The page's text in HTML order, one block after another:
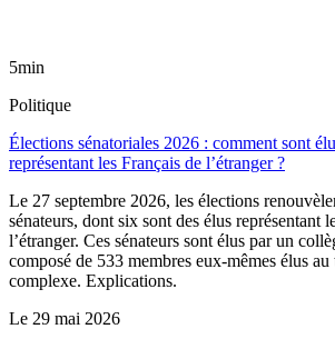
5min
Politique
Élections sénatoriales 2026 : comment sont
représentant les Français de l’étranger ?
Le 27 septembre 2026, les élections
sénateurs, dont six sont des élus représentant
l’étranger. Ces sénateurs sont élus par un
composé de 533 membres eux-mêmes élus au
complexe. Explications.
Le 29 mai 2026